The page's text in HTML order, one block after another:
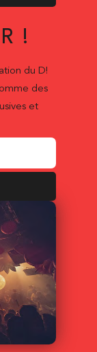
!
du D!
des
et